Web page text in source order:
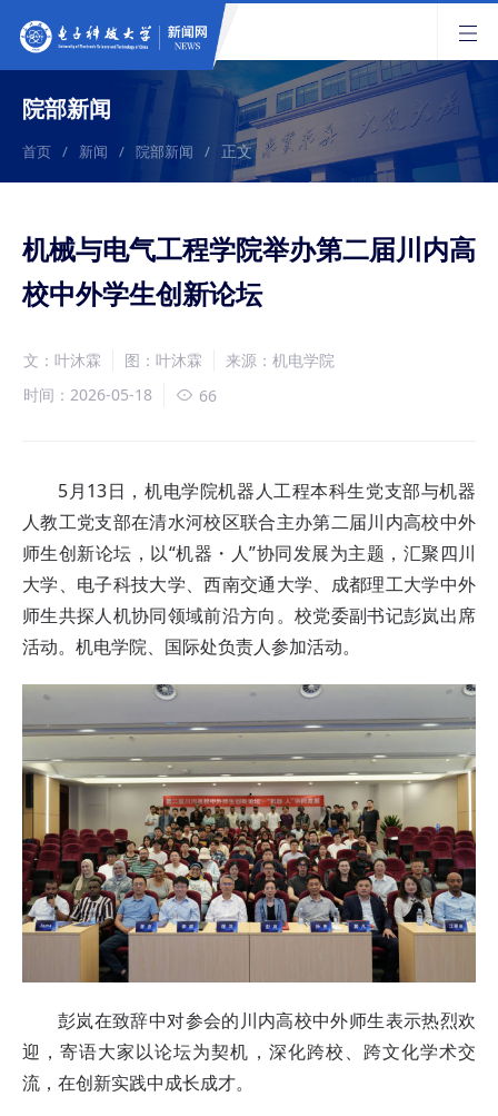
院部新闻
首页 / 新闻 / 院部新闻 / 正文
机械与电气工程学院举办第二届川内高
校中外学生创新论坛
文：叶沐霖 图：叶沐霖
来源：机电学院
时间：2026-05-18
66
5月13日， 机电学院机器人工程本科生党支部与机器
人教工党支部在清水河校区联合主办第二届川内高校中外
师生创新论坛，以“机器・人”协同发展为主题，汇聚四川
大学、电子科技大学、西南交通大学、成都理工大学中外
师生共探人机协同领域前沿方向。校党委副书记彭岚出席
活动。机电学院、国际处负责人参加活动。
彭岚在致辞中对参会的川内高校中外师生表示热烈欢
迎，寄语大家以论坛为契机，深化跨校、跨文化学术交
流，在创新实践中成长成才。